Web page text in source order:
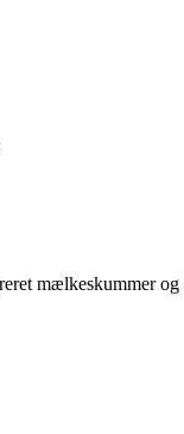
mælkeskummer og